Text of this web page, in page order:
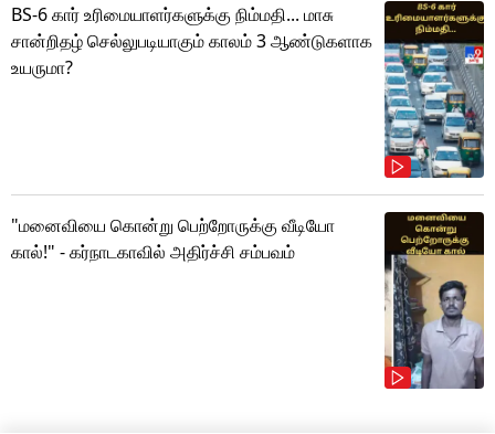
BS-6 கார் உரிமையாளர்களுக்கு நிம்மதி... மாசு
சான்றிதழ் செல்லுபடியாகும் காலம் 3 ஆண்டுகளாக
உயருமா?
"மனைவியை கொன்று பெற்றோருக்கு வீடியோ
கால்!" - கர்நாடகாவில் அதிர்ச்சி சம்பவம்